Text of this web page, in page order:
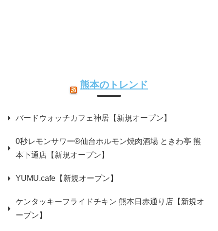
熊本のトレンド
バードウォッチカフェ神居【新規オープン】
0秒レモンサワー®仙台ホルモン焼肉酒場 ときわ亭 熊
本下通店【新規オープン】
YUMU.cafe【新規オープン】
ケンタッキーフライドチキン 熊本日赤通り店【新規オ
ープン】